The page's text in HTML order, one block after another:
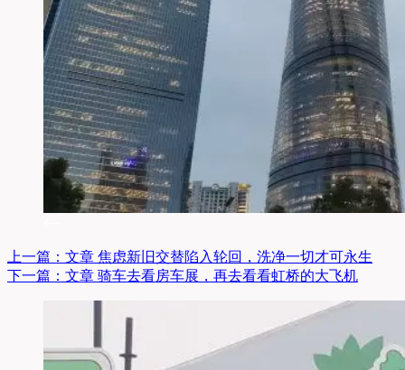
上一篇： 文章 焦虑新旧交替陷入轮回，洗净一切才可永生
下一篇： 文章 骑车去看房车展，再去看看虹桥的大飞机